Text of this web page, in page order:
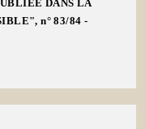
DANS LA
n° 83/84 -